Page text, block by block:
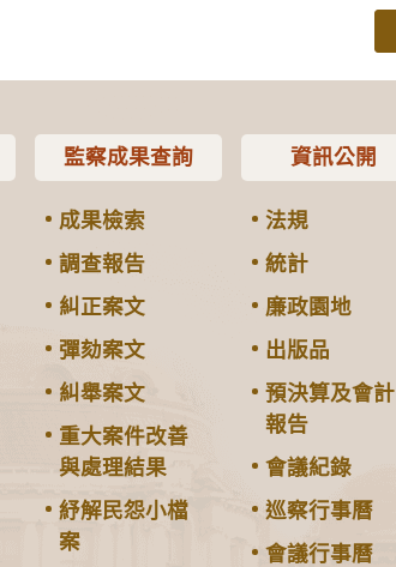
監察成果查詢
成果檢索
調查報告
糾正案文
彈劾案文
糾舉案文
重大案件改善
與處理結果
紓解民怨小檔
案
資訊公開
法規
統計
廉政園地
出版品
預決算及會計
報告
會議紀錄
巡察行事曆
會議行事曆